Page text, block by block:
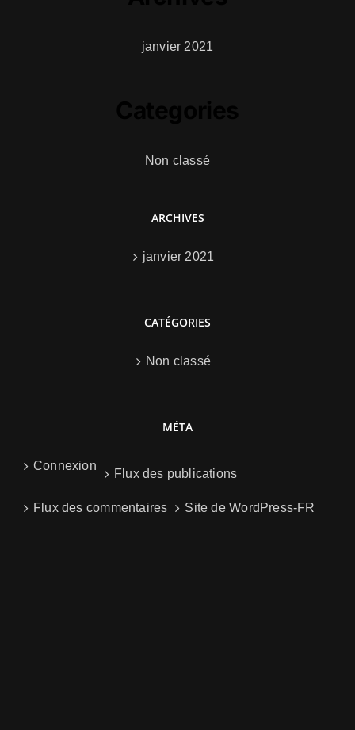
janvier 2021
Non classé
ARCHIVES
janvier 2021
CATÉGORIES
Non classé
MÉTA
Connexion
Flux des publications
Flux des commentaires Site de WordPress-FR